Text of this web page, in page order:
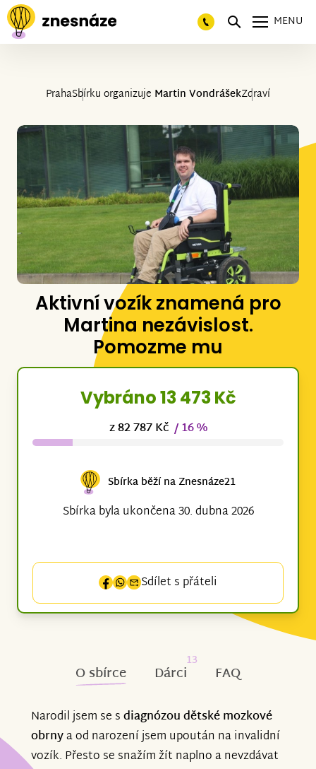
MENU
PrahaSbírku organizuje Martin VondrášekZdraví
Aktivní vozík znamená pro
Martina nezávislost.
Pomozme mu
Vybráno 13 473 Kč
z 82 787 Kč / 16 %
Sbírka běží na Znesnáze21
Sbírka byla ukončena 30. dubna 2026
Sdílet s přáteli
O sbírce Dárci
13
FAQ
Narodil jsem se sdiagnózou dětské mozkové
obrnya od narození jsem upoután na invalidní
vozík. Přesto se snažím žít naplno a nevzdávat